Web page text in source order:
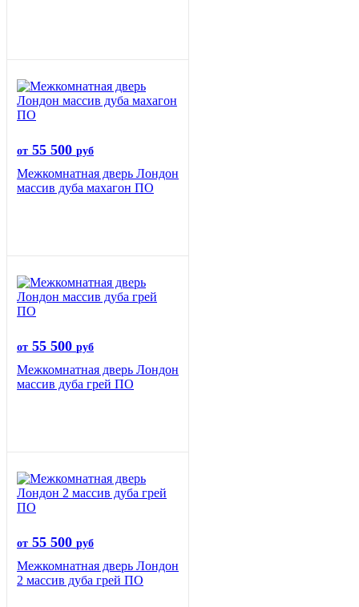
от 55 500 руб
Межкомнатная дверь Лондон
массив дуба махагон ПО
от 55 500 руб
Межкомнатная дверь Лондон
массив дуба грей ПО
от 55 500 руб
Межкомнатная дверь Лондон
2 массив дуба грей ПО